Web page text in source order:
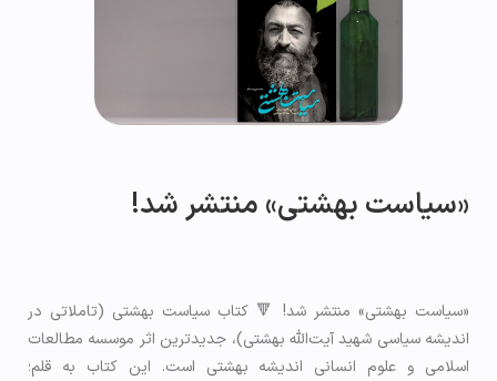
«سیاست بهشتی» منتشر شد!
«سیاست بهشتی» منتشر شد! 🔻 کتاب سیاست بهشتی (تاملاتی در
اندیشه سیاسی شهید آیت‌اللّه بهشتی)، جدیدترین اثر موسسه مطالعات
اسلامی و علوم انسانی اندیشه بهشتی است. این کتاب به قلم؛